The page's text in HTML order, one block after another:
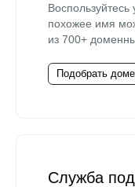
похожее имя
из 700+
Подобрать
Служба